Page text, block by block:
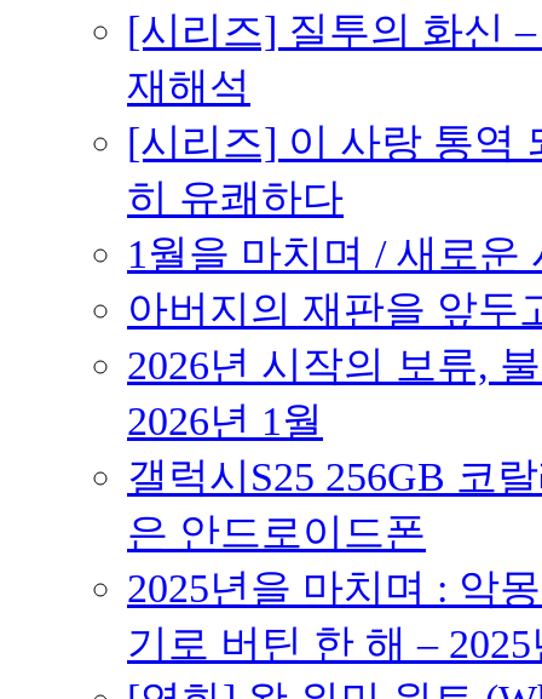
[시리즈] 질투의 화신
재해석
[시리즈] 이 사랑 통역
히 유쾌하다
1월을 마치며 / 새로운
아버지의 재판을 앞두
2026년 시작의 보류,
2026년 1월
갤럭시S25 256GB 코
은 안드로이드폰
2025년을 마치며 : 악
기로 버틴 한 해 –